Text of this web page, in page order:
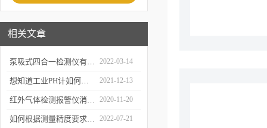
相关文章
泵吸式四合一检测仪有什么功能？ 2022-03-14
想知道工业PH计如何选用？看这里 ！ 2021-12-13
红外气体检测报警仪消除化工行业潜在隐患 2020-11-20
如何根据测量精度要求选择电导率仪 ？ 2022-07-21